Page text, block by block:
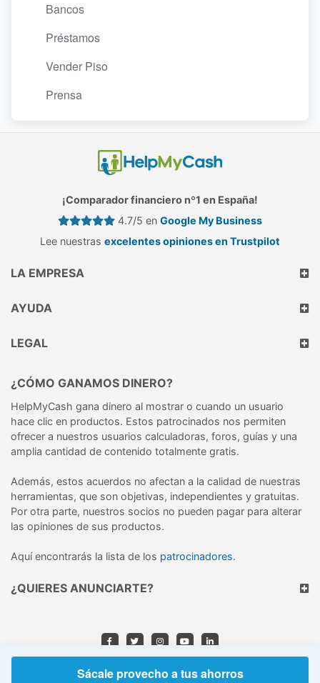
Bancos
Préstamos
Vender Piso
Prensa
Sácale provecho a tus ahorros
¡Comparador financiero nº1 en España!
4.7/5 en Google My Business
Lee nuestras excelentes opiniones en Trustpilot
LA EMPRESA
AYUDA
LEGAL
¿CÓMO GANAMOS DINERO?
HelpMyCash gana dinero al mostrar o cuando un usuario
hace clic en productos. Estos patrocinados nos permiten
ofrecer a nuestros usuarios calculadoras, foros, guías y una
amplia cantidad de contenido totalmente gratis.
Además, estos acuerdos no afectan a la calidad de nuestras
herramientas, que son objetivas, independientes y gratuitas.
Por otra parte, nuestros socios no pueden pagar para alterar
las opiniones de sus productos.
Aquí encontrarás la lista de los patrocinadores.
¿QUIERES ANUNCIARTE?
© 2026 HelpMyCash, S.L.U.